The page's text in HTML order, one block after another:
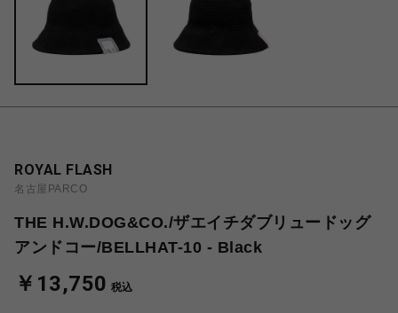
ROYAL FLASH
名古屋PARCO
THE H.W.DOG&CO./ザエイチダブリュードッグ
アンドコー/BELLHAT-10 - Black
￥13,750 税込